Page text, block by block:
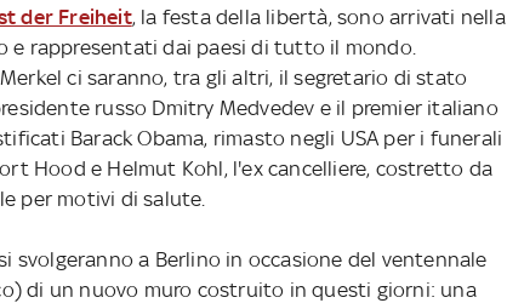
der Freiheit, la festa della libertà, sono arrivati nella
e rappresentati dai paesi di tutto il mondo.
ci saranno, tra gli altri, il segretario di stato
russo Dmitry Medvedev e il premier italiano
Barack Obama, rimasto negli USA per i funerali
Hood e Helmut Kohl, l'ex cancelliere, costretto da
per motivi di salute.
svolgeranno a Berlino in occasione del ventennale
di un nuovo muro costruito in questi giorni: una